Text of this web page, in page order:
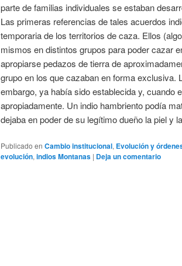
parte de familias individuales se estaban
Las primeras referencias de tales acuerdos
temporaria de los territorios de caza. Ellos
mismos en distintos grupos para poder cazar
apropiarse pedazos de tierra de
grupo en los que cazaban en forma exclusiva.
embargo, ya había sido establecida y, cuando
apropiadamente. Un indio hambriento podía
dejaba en poder de su legítimo dueño la piel y
Publicado en Cambio institucional, Evolución y
evolución, indios Montanas | Deja un comentario